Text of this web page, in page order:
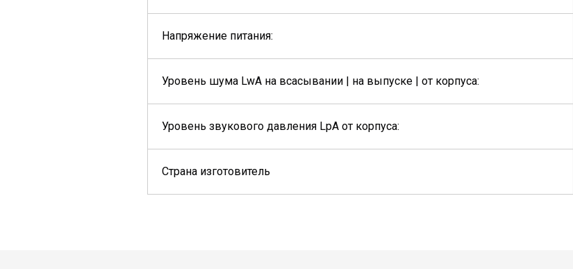
Напряжение питания:
Уровень шума LwA на всасывании | на выпуске | от корпуса:
Уровень звукового давления LpA от корпуса:
Страна изготовитель